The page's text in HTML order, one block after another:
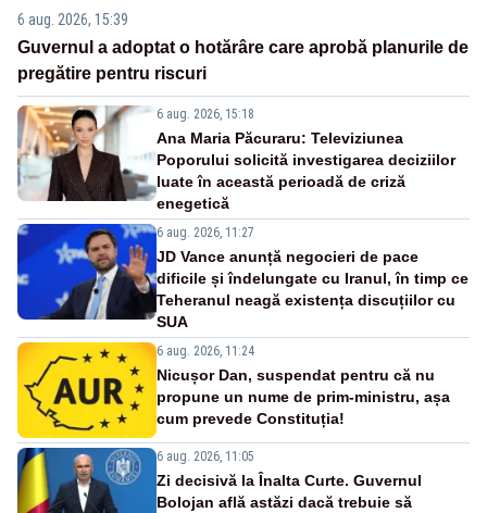
6 aug. 2026, 15:39
Guvernul a adoptat o hotărâre care aprobă planurile de
pregătire pentru riscuri
6 aug. 2026, 15:18
Ana Maria Păcuraru: Televiziunea
Poporului solicită investigarea deciziilor
luate în această perioadă de criză
enegetică
6 aug. 2026, 11:27
JD Vance anunță negocieri de pace
dificile și îndelungate cu Iranul, în timp ce
Teheranul neagă existența discuțiilor cu
SUA
6 aug. 2026, 11:24
Nicușor Dan, suspendat pentru că nu
propune un nume de prim-ministru, așa
cum prevede Constituția!
6 aug. 2026, 11:05
Zi decisivă la Înalta Curte. Guvernul
Bolojan află astăzi dacă trebuie să